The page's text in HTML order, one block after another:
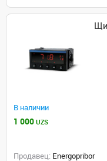
В наличии
1 000 UZS
Продавец: Energopribor